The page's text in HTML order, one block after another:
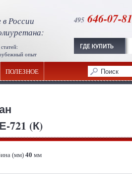
России
статей:
опыт
495 646-07-81
ПОЛЕЗНОЕ
721 (К)
(мм) 40 мм